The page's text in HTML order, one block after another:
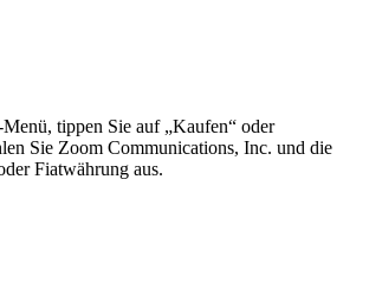
tippen Sie auf „Kaufen“ oder
Sie Zoom Communications, Inc. und die
Fiatwährung aus.